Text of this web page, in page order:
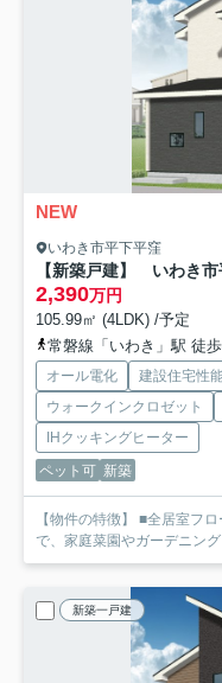
NEW
いわき市平下平窪
【新築戸建】 いわき市
2,390万円
105.99㎡ (4LDK) /予定
常磐線「いわき」駅 徒
オール電化 建設住宅性
ウォークインクロゼット
IHクッキングヒーター
ペット可 新築
【物件の特徴】 ■全居室フ
で、家庭菜園やガーデニン
新築一戸建